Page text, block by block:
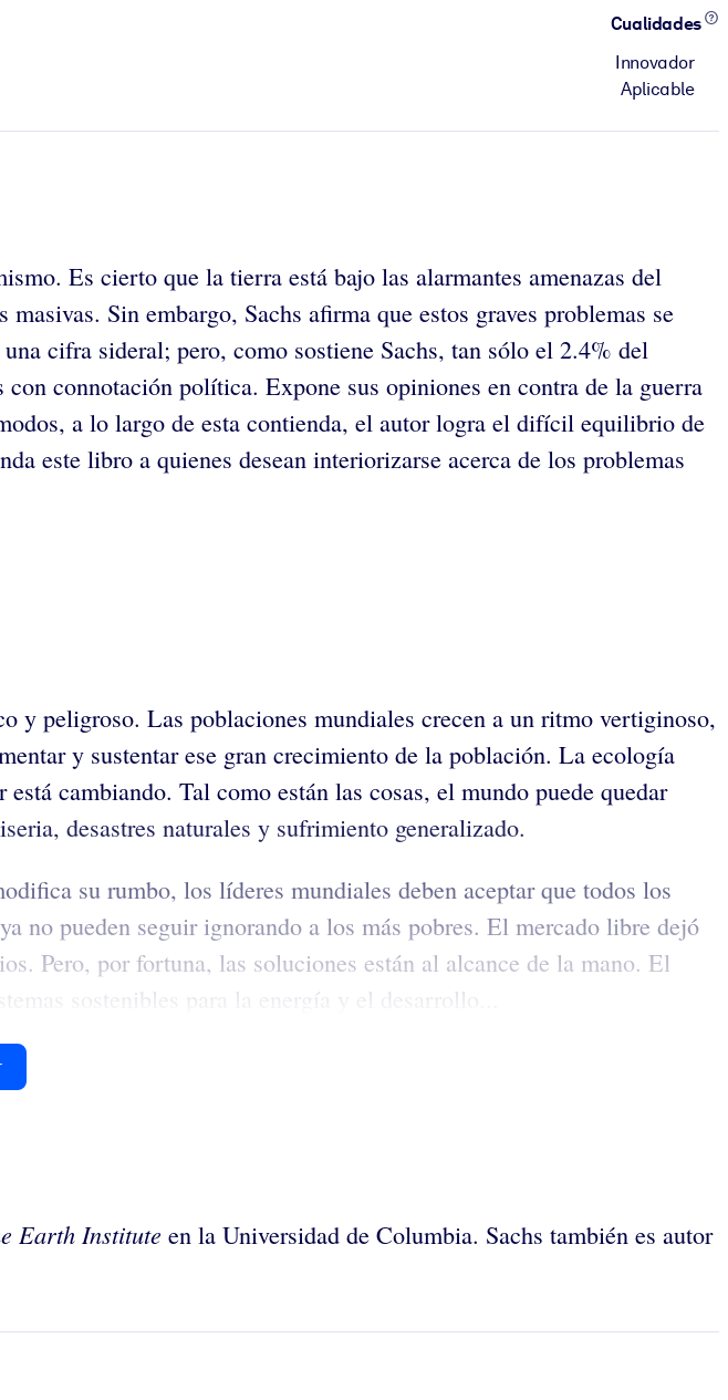
Cualidades
Innovador
Aplicable
Es cierto que la tierra está bajo las alarmantes amenazas del
Sin embargo, Sachs afirma que estos graves problemas se
cifra sideral; pero, como sostiene Sachs, tan sólo el 2.4% del
connotación política. Expone sus opiniones en contra de la guerra
a lo largo de esta contienda, el autor logra el difícil equilibrio de
este libro a quienes desean interiorizarse acerca de los problemas
y peligroso. Las poblaciones mundiales crecen a un ritmo vertiginoso,
y sustentar ese gran crecimiento de la población. La ecología
cambiando. Tal como están las cosas, el mundo puede quedar
desastres naturales y sufrimiento generalizado.
su rumbo, los líderes mundiales deben aceptar que todos los
no pueden seguir ignorando a los más pobres. El mercado libre dejó
Pero, por fortuna, las soluciones están al alcance de la mano. El
sostenibles para la energía y el desarrollo...
Earth Institute en la Universidad de Columbia. Sachs también es autor